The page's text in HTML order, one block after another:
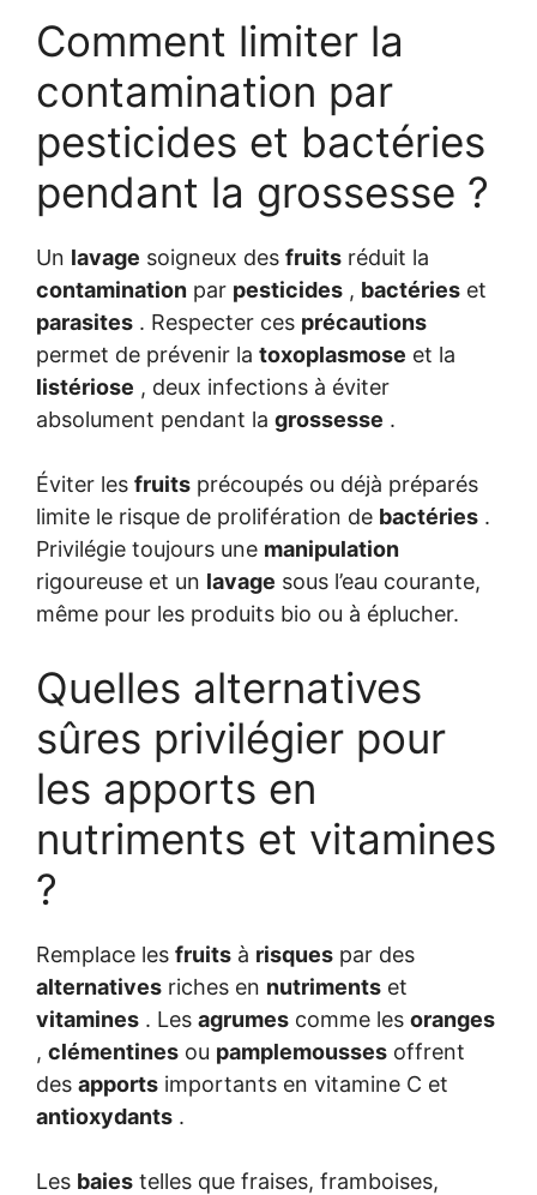
Comment limiter la
contamination par
pesticides et bactéries
pendant la grossesse ?
Un lavage soigneux des fruits réduit la
contamination par pesticides , bactéries et
parasites . Respecter ces précautions
permet de prévenir la toxoplasmose et la
listériose , deux infections à éviter
absolument pendant la grossesse .
Éviter les fruits précoupés ou déjà préparés
limite le risque de prolifération de bactéries .
Privilégie toujours une manipulation
rigoureuse et un lavage sous l’eau courante,
même pour les produits bio ou à éplucher.
Quelles alternatives
sûres privilégier pour
les apports en
nutriments et vitamines
?
Remplace les fruits à risques par des
alternatives riches en nutriments et
vitamines . Les agrumes comme les oranges
, clémentines ou pamplemousses offrent
des apports importants en vitamine C et
antioxydants .
Les baies telles que fraises, framboises,